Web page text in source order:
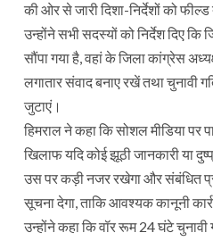
की ओर से जारी दिशा-निर्देशों को
उन्होंने सभी सदस्यों को निर्देश दिए कि
सौंपा गया है, वहां के जिला कांग्रेस
लगातार संवाद बनाए रखें तथा चुनावी
जुटाएं।
हिमराल ने कहा कि सोशल मीडिया पर
खिलाफ यदि कोई झूठी जानकारी या
उस पर कड़ी नजर रखेगा और संबंधित
सूचना देगा, ताकि आवश्यक कानूनी
उन्होंने कहा कि वॉर रूम 24 घंटे चुनावी